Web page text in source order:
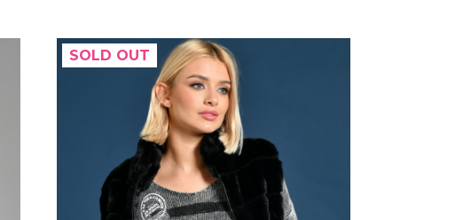
SOLD OUT